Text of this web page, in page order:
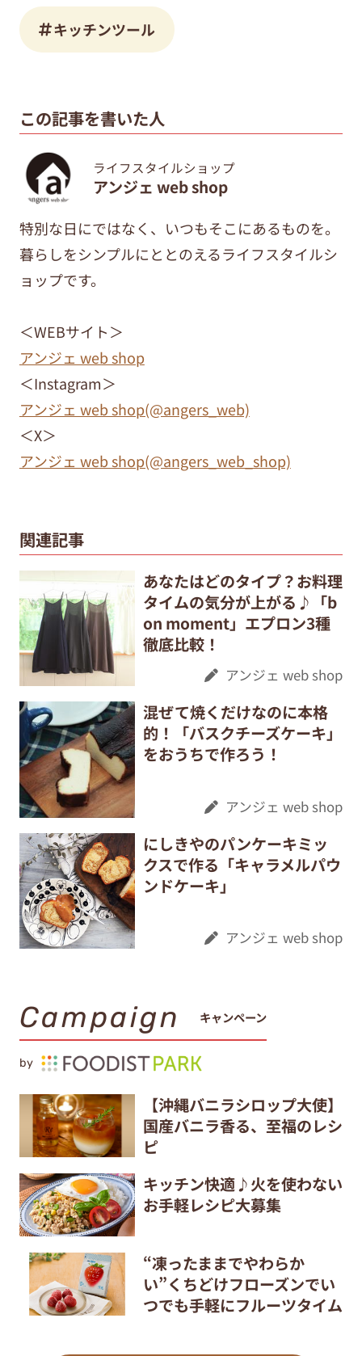
キッチンツール
この記事を書いた人
ライフスタイルショップ
アンジェ web shop
特別な日にではなく、いつもそこにあるものを。
暮らしをシンプルにととのえるライフスタイルシ
ョップです。
＜WEBサイト＞
アンジェ web shop
＜Instagram＞
アンジェ web shop(@angers_web)
＜X＞
アンジェ web shop(@angers_web_shop)
関連記事
あなたはどのタイプ？お料理
タイムの気分が上がる♪「b
on moment」エプロン3種
徹底比較！
アンジェ web shop
混ぜて焼くだけなのに本格
的！「バスクチーズケーキ」
をおうちで作ろう！
アンジェ web shop
にしきやのパンケーキミッ
クスで作る「キャラメルパウ
ンドケーキ」
アンジェ web shop
Campaign キャンペーン
by
【沖縄バニラシロップ大使】
国産バニラ香る、至福のレシ
ピ
キッチン快適♪火を使わない
お手軽レシピ大募集
“凍ったままでやわらか
い”くちどけフローズンでい
つでも手軽にフルーツタイム